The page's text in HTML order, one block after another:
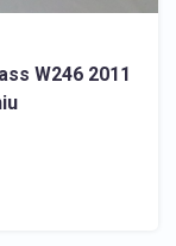
W246 2011